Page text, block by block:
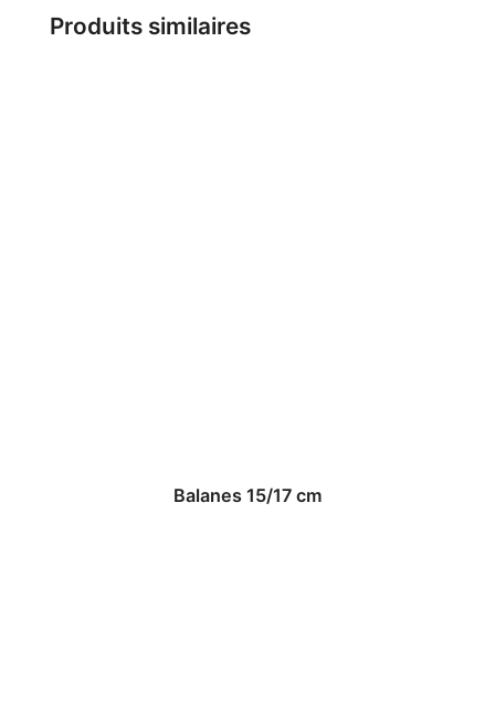
Produits similaires
Balanes 15/17 cm